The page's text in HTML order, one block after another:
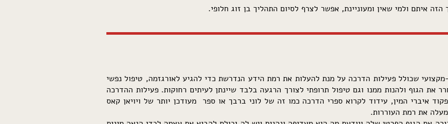
איתם ולמי שאין ומעוניינת, אפשר לצרף לסיום התהליך בן זוג חלופי.
שכולל פעילות הדרכה על מנת להעלות את רמת הידע הנדרשת כדי להגיע לאורגזמה, טיפול נפשי
את הגוף ולהנות ממנו וגם טיפול תרופתי לצורך הרגעה בלבד שיינתן לעיתים רחוקות. פעילות ההדרכה
איברי המין, עידוד לקרוא ספרי הדרכה כמו זה של לוני ברבך או ספר מעודכן יותר של ויויאן קאס
את רמת העוררות.